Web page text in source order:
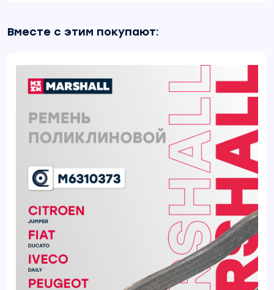
Вместе с этим покупают: